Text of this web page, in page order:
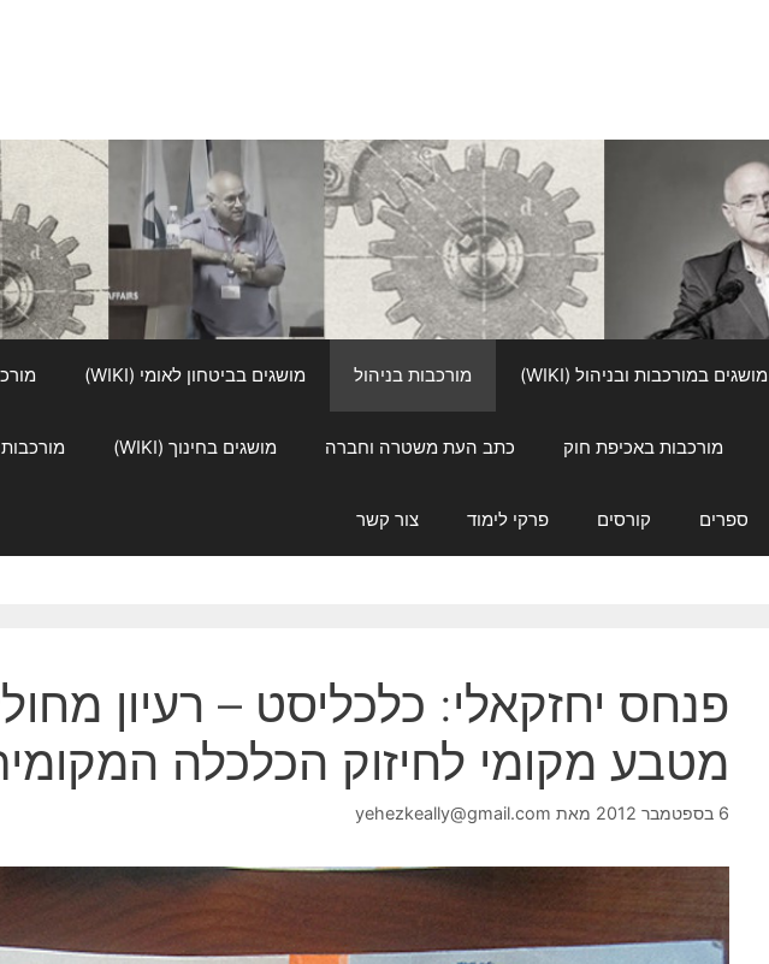
מושגים במורכבות ובניהול (WIKI) מורכבות בניהול מושגים בביטחון לאומי (WIKI)
מורכבות באכיפת חוק כתב העת משטרה וחברה מושגים בחינוך (WIKI)
ספרים קורסים פרקי לימוד צור קשר
פנחס יחזקאלי: כלכליסט – רעיון
מטבע מקומי לחיזוק הכלכלה
6 בספטמבר 2012 מאת yehezkeally@gmail.com